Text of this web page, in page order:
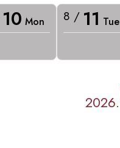
10 Mon 8 / 11 Tue
2026.